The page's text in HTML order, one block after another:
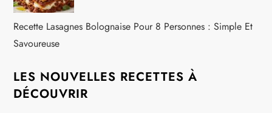
Recette Lasagnes Bolognaise Pour 8 Personnes : Simple Et
Savoureuse
LES NOUVELLES RECETTES À
DÉCOUVRIR